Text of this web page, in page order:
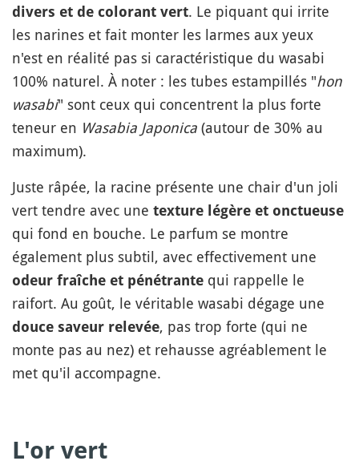
divers et de colorant vert. Le piquant qui irrite
les narines et fait monter les larmes aux yeux
n'est en réalité pas si caractéristique du wasabi
100% naturel. À noter : les tubes estampillés "hon
wasabi" sont ceux qui concentrent la plus forte
teneur en Wasabia Japonica (autour de 30% au
maximum).
Juste râpée, la racine présente une chair d'un joli
vert tendre avec une texture légère et onctueuse
qui fond en bouche. Le parfum se montre
également plus subtil, avec effectivement une
odeur fraîche et pénétrante qui rappelle le
raifort. Au goût, le véritable wasabi dégage une
douce saveur relevée, pas trop forte (qui ne
monte pas au nez) et rehausse agréablement le
met qu'il accompagne.
L'or vert